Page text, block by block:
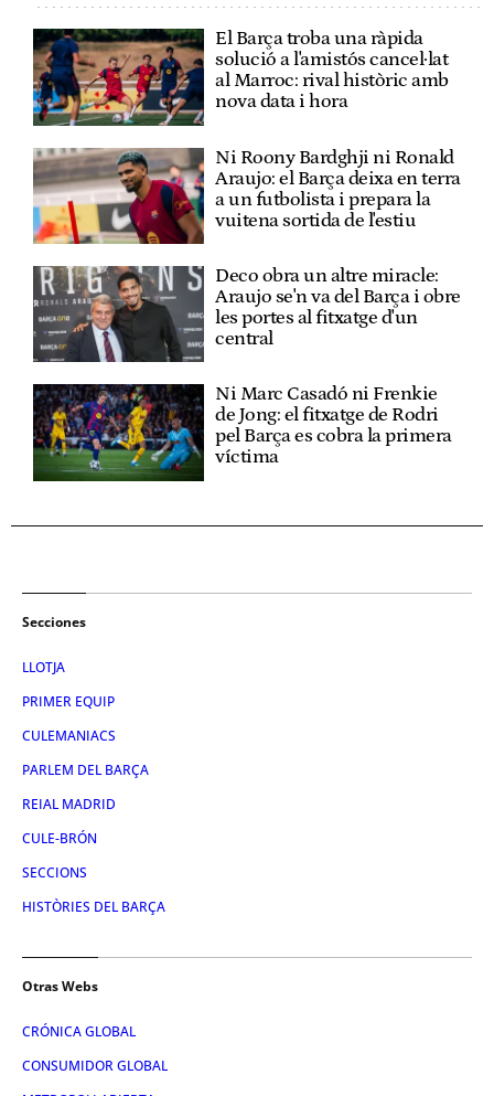
El Barça troba una ràpida
solució a l'amistós cancel·lat
al Marroc: rival històric amb
nova data i hora
Ni Roony Bardghji ni Ronald
Araujo: el Barça deixa en terra
a un futbolista i prepara la
vuitena sortida de l'estiu
Deco obra un altre miracle:
Araujo se'n va del Barça i obre
les portes al fitxatge d'un
central
Ni Marc Casadó ni Frenkie
de Jong: el fitxatge de Rodri
pel Barça es cobra la primera
víctima
Secciones
LLOTJA
PRIMER EQUIP
CULEMANIACS
PARLEM DEL BARÇA
REIAL MADRID
CULE-BRÓN
SECCIONS
HISTÒRIES DEL BARÇA
Otras Webs
CRÓNICA GLOBAL
CONSUMIDOR GLOBAL